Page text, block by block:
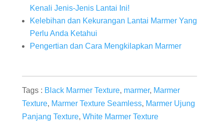
Kenali Jenis-Jenis Lantai Ini!
Kelebihan dan Kekurangan Lantai Marmer Yang
Perlu Anda Ketahui
Pengertian dan Cara Mengkilapkan Marmer
Tags : Black Marmer Texture, marmer, Marmer
Texture, Marmer Texture Seamless, Marmer Ujung
Panjang Texture, White Marmer Texture